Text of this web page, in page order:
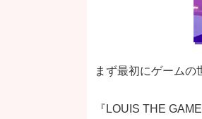
まず最初にゲームの
『LOUIS THE